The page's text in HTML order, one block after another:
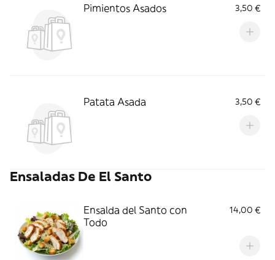
Pimientos Asados 3,50 €
Patata Asada 3,50 €
Ensaladas De El Santo
Ensalda del Santo con
Todo
14,00 €